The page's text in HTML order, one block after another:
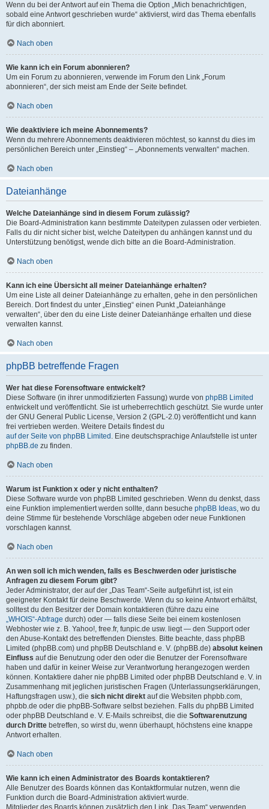
Wenn du bei der Antwort auf ein Thema die Option „Mich benachrichtigen,
sobald eine Antwort geschrieben wurde“ aktivierst, wird das Thema ebenfalls
für dich abonniert.
Nach oben
Wie kann ich ein Forum abonnieren?
Um ein Forum zu abonnieren, verwende im Forum den Link „Forum
abonnieren“, der sich meist am Ende der Seite befindet.
Nach oben
Wie deaktiviere ich meine Abonnements?
Wenn du mehrere Abonnements deaktivieren möchtest, so kannst du dies im
persönlichen Bereich unter „Einstieg“ – „Abonnements verwalten“ machen.
Nach oben
Dateianhänge
Welche Dateianhänge sind in diesem Forum zulässig?
Die Board-Administration kann bestimmte Dateitypen zulassen oder verbieten.
Falls du dir nicht sicher bist, welche Dateitypen du anhängen kannst und du
Unterstützung benötigst, wende dich bitte an die Board-Administration.
Nach oben
Kann ich eine Übersicht all meiner Dateianhänge erhalten?
Um eine Liste all deiner Dateianhänge zu erhalten, gehe in den persönlichen
Bereich. Dort findest du unter „Einstieg“ einen Punkt „Dateianhänge
verwalten“, über den du eine Liste deiner Dateianhänge erhalten und diese
verwalten kannst.
Nach oben
phpBB betreffende Fragen
Wer hat diese Forensoftware entwickelt?
Diese Software (in ihrer unmodifizierten Fassung) wurde von phpBB Limited
entwickelt und veröffentlicht. Sie ist urheberrechtlich geschützt. Sie wurde unter
der GNU General Public License, Version 2 (GPL-2.0) veröffentlicht und kann
frei vertrieben werden. Weitere Details findest du
auf der Seite von phpBB Limited . Eine deutschsprachige Anlaufstelle ist unter
phpBB.de zu finden.
Nach oben
Warum ist Funktion x oder y nicht enthalten?
Diese Software wurde von phpBB Limited geschrieben. Wenn du denkst, dass
eine Funktion implementiert werden sollte, dann besuche phpBB Ideas, wo du
deine Stimme für bestehende Vorschläge abgeben oder neue Funktionen
vorschlagen kannst.
Nach oben
An wen soll ich mich wenden, falls es Beschwerden oder juristische
Anfragen zu diesem Forum gibt?
Jeder Administrator, der auf der „Das Team“-Seite aufgeführt ist, ist ein
geeigneter Kontakt für deine Beschwerde. Wenn du so keine Antwort erhältst,
solltest du den Besitzer der Domain kontaktieren (führe dazu eine
„WHOIS“-Abfrage durch) oder — falls diese Seite bei einem kostenlosen
Webhoster wie z. B. Yahoo!, free.fr, funpic.de usw. liegt — den Support oder
den Abuse-Kontakt des betreffenden Dienstes. Bitte beachte, dass phpBB
Limited (phpBB.com) und phpBB Deutschland e. V. (phpBB.de) absolut keinen
Einfluss auf die Benutzung oder den oder die Benutzer der Forensoftware
haben und dafür in keiner Weise zur Verantwortung herangezogen werden
können. Kontaktiere daher nie phpBB Limited oder phpBB Deutschland e. V. in
Zusammenhang mit jeglichen juristischen Fragen (Unterlassungserklärungen,
Haftungsfragen usw.), die sich nicht direkt auf die Websiten phpbb.com,
phpbb.de oder die phpBB-Software selbst beziehen. Falls du phpBB Limited
oder phpBB Deutschland e. V. E-Mails schreibst, die die Softwarenutzung
durch Dritte betreffen, so wirst du, wenn überhaupt, höchstens eine knappe
Antwort erhalten.
Nach oben
Wie kann ich einen Administrator des Boards kontaktieren?
Alle Benutzer des Boards können das Kontaktformular nutzen, wenn die
Funktion durch die Board-Administration aktiviert wurde.
Mitglieder des Boards können zusätzlich den Link „Das Team“ verwenden.